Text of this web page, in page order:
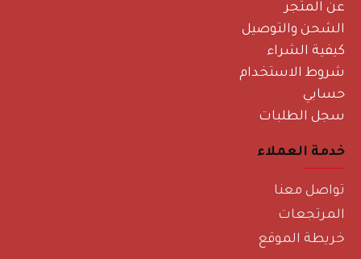
عن المتجر
الشحن والتوصيل
كيفية الشراء
شروط الاستخدام
حسابي
سجل الطلبات
خدمة العملاء
تواصل معنا
المرتجعات
خريطة الموقع